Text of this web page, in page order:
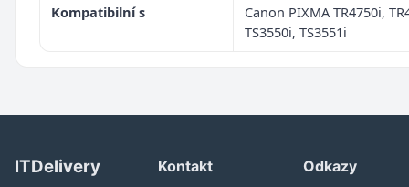
Kompatibilní s
Canon PIXMA TR4750i,
TS3550i, TS3551i
ITDelivery
Kontakt
Odkazy